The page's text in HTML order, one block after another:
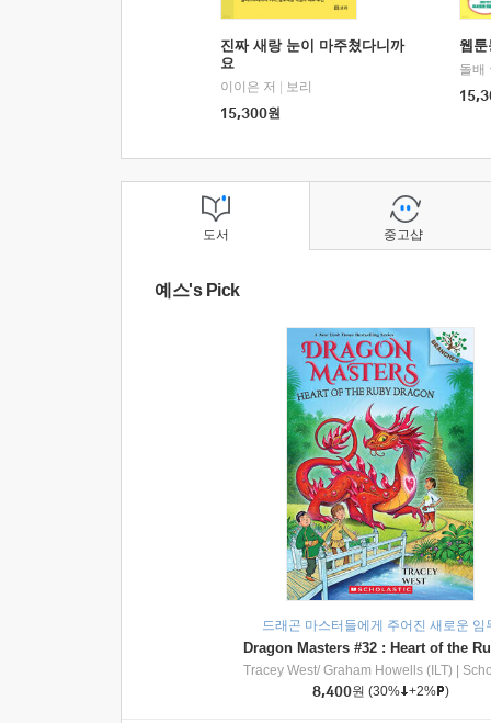
진짜 새랑 눈이 마주쳤다니까
요
이이은 저
보리
15,300원
웹
돌배
도서
예스's Pick
드래곤 마스터들에게 주어진 새로운 임
Tracey West/ Graham Howells (ILT)
8,400원 (30% +2% )
중고샵